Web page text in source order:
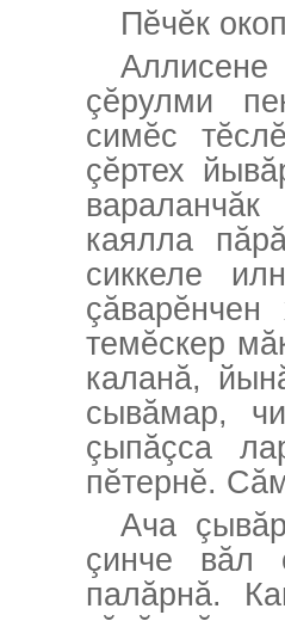
Пĕчĕк
çĕрулми
симĕс
çĕртех
каялла
сиккеле
çăварĕнчен
темĕскер
каланă,
сывăмар,
çыпăçса
пĕтернĕ.
Ача
çинче вăл
палăрнă.